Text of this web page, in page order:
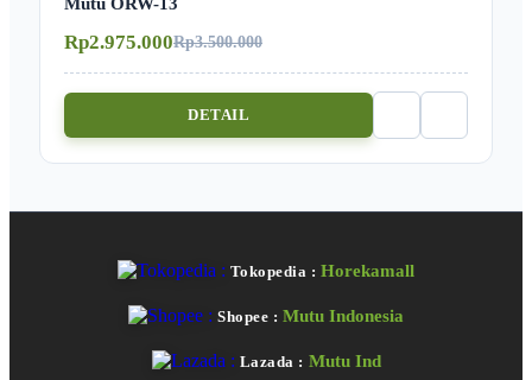
Rp2.975.000Rp3.500.000
DETAIL
Tokopedia : Horekamall
Shopee : Mutu Indonesia
Lazada : Mutu Ind